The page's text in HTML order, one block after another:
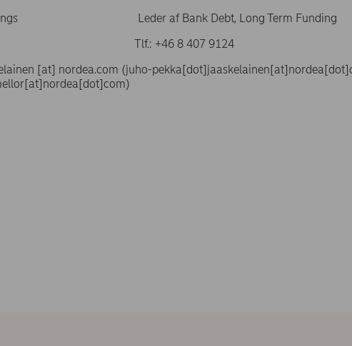
Ratings Leder af Bank Debt, Long Term Funding
6435 Tlf.: +46 8 407 9124
[at] nordea.com (juho-